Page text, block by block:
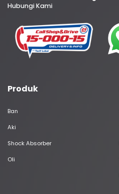
Hubungi Kami
Produk
Ban
Aki
Shock Absorber
Oli